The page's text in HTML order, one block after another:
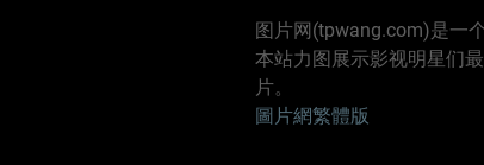
图片网(tpwang.com)是一
本站力图展示影视明星们
片。
圖片網繁體版